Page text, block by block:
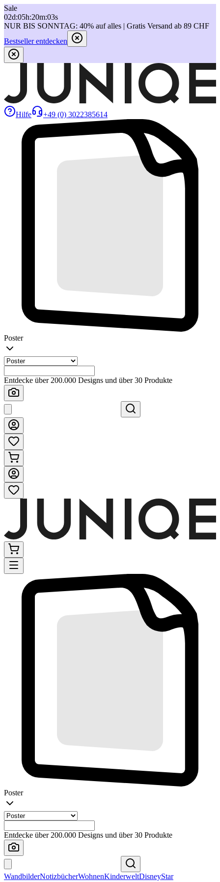
Sale
02d:05h:20m:03s
NUR BIS SONNTAG: 40% auf alles | Gratis Versand ab 89 CHF
Bestseller entdecken
Hilfe +49 (0) 3022385614
Poster
Entdecke über 200.000 Designs und über 30 Produkte
Poster
Entdecke über 200.000 Designs und über 30 Produkte
WandbilderNotizbücherWohnenKinderweltDisneyStar